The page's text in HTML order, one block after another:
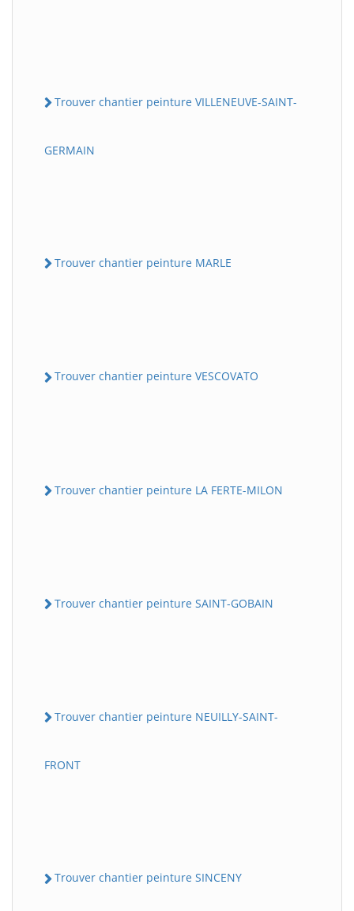
Trouver chantier peinture VILLENEUVE-SAINT-
GERMAIN
Trouver chantier peinture MARLE
Trouver chantier peinture VESCOVATO
Trouver chantier peinture LA FERTE-MILON
Trouver chantier peinture SAINT-GOBAIN
Trouver chantier peinture NEUILLY-SAINT-
FRONT
Trouver chantier peinture SINCENY